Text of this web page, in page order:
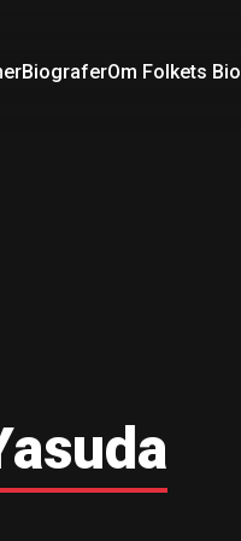
BiograferOm Folkets Bio